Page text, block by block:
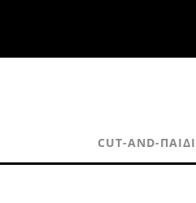
CUT-AND-